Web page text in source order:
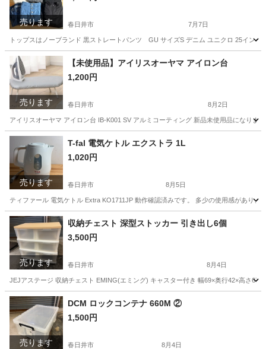
売ります 春日井市 7月7日
トップスはノーブランド 黒ストレートパンツ GU サイズS デニム ユニクロ 25イン
愛知 春日井市 その他 ハニーズ
売ります
【未使用品】アイリスオーヤマ アイロン台
1,200円
春日井市 8月2日
アイリスオーヤマ アイロン台 IB-K001 SV アルミコーティング 新品未使用品になりま
愛知 春日井市 家庭用品
売ります
T-fal 電気ケトル エクストラ 1L
1,020円
春日井市 8月5日
ティファール 電気ケトル Extra KO1711JP 動作確認済みです。 多少の使用感があり
愛知 春日井市 キッチン家電
売ります
収納チェスト 深型ストッカー 引き出し6個
3,500円
春日井市 8月4日
JEJアステージ 収納チェスト EMING(エミング) キャスター付き 幅69×奥行42×高さ
愛知 春日井市
売ります
DCM ロックコンテナ 660M ②
1,500円
春日井市 8月4日